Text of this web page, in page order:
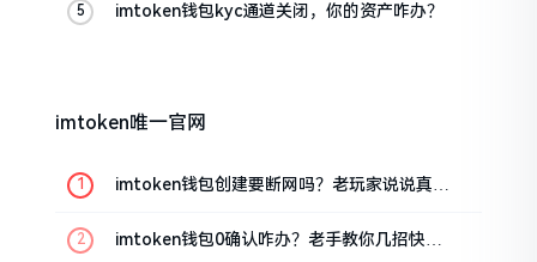
imtoken钱包kyc通道关闭，你的资产咋办？
imtoken唯一官网
imtoken钱包创建要断网吗？老玩家说说真实
imtoken钱包0确认咋办？老手教你几招快速